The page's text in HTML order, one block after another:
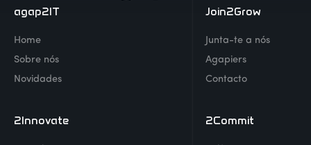
agap2IT
Home
Sobre nós
Novidades
Join2Grow
Junta-te a nós
Agapiers
Contacto
2Innovate 2Commit